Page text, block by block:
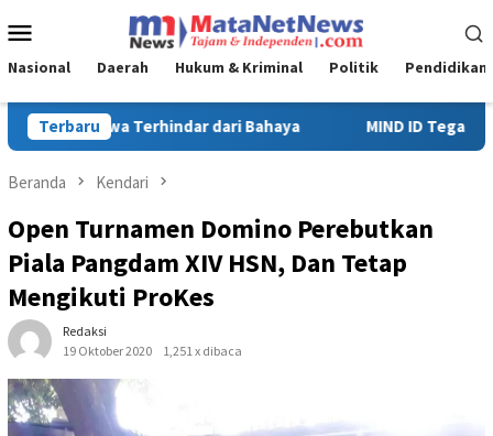
ke
Mobile
Nasional Daerah Hukum & Kriminal Politik Pendidikan
Terbaru
MIND ID Tegaskan Dukungan Penuh Bagi PT Vale di
Beranda Kendari
Open Turnamen Domino Perebutkan
Piala Pangdam XIV HSN, Dan Tetap
Mengikuti ProKes
Redaksi
19 Oktober 2020
1,251 x dibaca